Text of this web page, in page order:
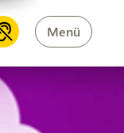
Menü
2025.